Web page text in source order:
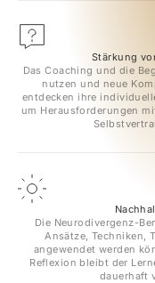
Stärkung
Das Coaching und die
nutzen und neue
entdecken ihre
um Herausforderungen
Die Neurodivergenz-
Ansätze, Techniken,
angewendet werden
Reflexion bleibt der
dauerhaft